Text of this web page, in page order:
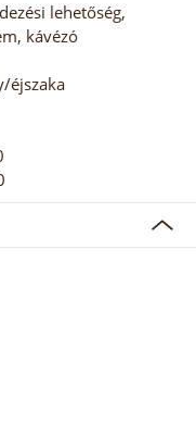
lehetőség,
kávézó
éjszaka